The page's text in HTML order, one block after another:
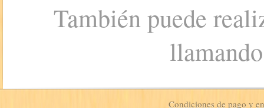
También puede
Condiciones de pago y